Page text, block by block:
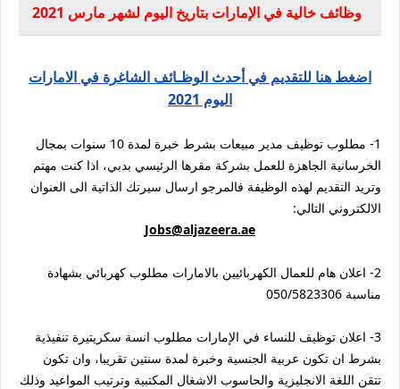
وظائف خالية في الإمارات بتاريخ اليوم لشهر مارس 2021
اضغط هنا للتقديم في أحدث الوظـائف الشاغرة في الامارات
اليوم 2021
1- مطلوب توظيف مدير مبيعات بشرط خبرة لمدة 10 سنوات بمجال
الخرسانية الجاهزة للعمل بشركة مقرها الرئيسي بدبي، اذا كنت مهتم
وتريد التقديم لهذه الوظيفة فالمرجو ارسال سيرتك الذاتية الى العنوان
الالكتروني التالي:
Jobs@aljazeera.ae
2- اعلان هام للعمال الكهربائيين بالامارات مطلوب كهربائي بشهادة
مناسبة 050/5823306
3- اعلان توظيف للنساء في الإمارات مطلوب انسة سكريتيرة تنفيذية
بشرط ان تكون عربية الجنسية وخبرة لمدة سنتين تقريبا، وان تكون
تتقن اللغة الانجليزية والحاسوب الاشغال المكتبية وترتيب المواعيد وذلك